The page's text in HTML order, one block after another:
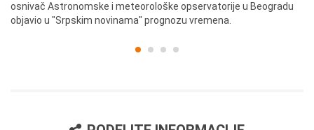
osnivač Astronomske i meteorološke opservatorije u Beogradu
objavio u "Srpskim novinama" prognozu vremena.